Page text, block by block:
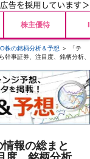
株主優待
株の銘柄分析＆予想 ＞ 「テ
幹事証券、注目度、銘柄分析、
報の総まと